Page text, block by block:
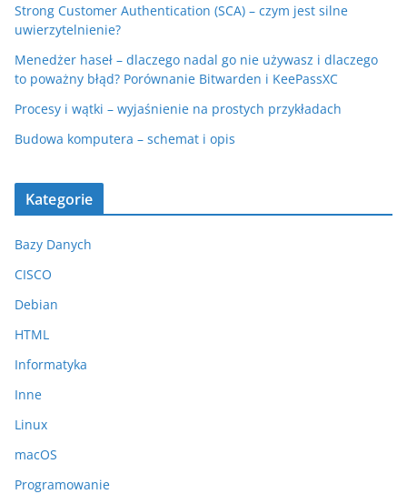
Strong Customer Authentication (SCA) – czym jest silne
uwierzytelnienie?
Menedżer haseł – dlaczego nadal go nie używasz i dlaczego
to poważny błąd? Porównanie Bitwarden i KeePassXC
Procesy i wątki – wyjaśnienie na prostych przykładach
Budowa komputera – schemat i opis
Kategorie
Bazy Danych
CISCO
Debian
HTML
Informatyka
Inne
Linux
macOS
Programowanie